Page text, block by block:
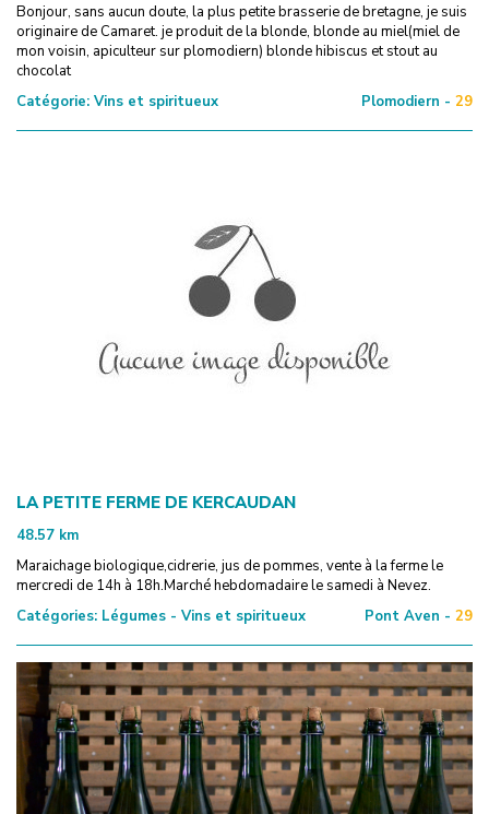
Bonjour, sans aucun doute, la plus petite brasserie de bretagne, je suis
originaire de Camaret. je produit de la blonde, blonde au miel(miel de
mon voisin, apiculteur sur plomodiern) blonde hibiscus et stout au
chocolat
Catégorie: Vins et spiritueux Plomodiern - 29
LA PETITE FERME DE KERCAUDAN
48.57 km
Maraichage biologique,cidrerie, jus de pommes, vente à la ferme le
mercredi de 14h à 18h.Marché hebdomadaire le samedi à Nevez.
Catégories: Légumes - Vins et spiritueux Pont Aven - 29